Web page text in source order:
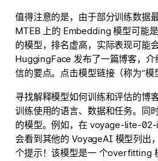
值得注意的是，由于部分训练数据
MTEB 上的 Embedding 模型可能
的模型，排名虚高，实际表现可能
HuggingFace 发布了一篇博客，
信的要点。点击模型链接（称为“模
寻找解释模型如何训练和评估的博
训练使用的语言、数据和任务。同
的模型。例如，在 voyage-lite-
会看到其他的 VoyageAI 模型列出
个提示！该模型是一 个overfitting